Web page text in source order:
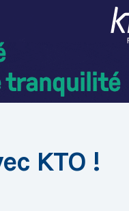
KTO !